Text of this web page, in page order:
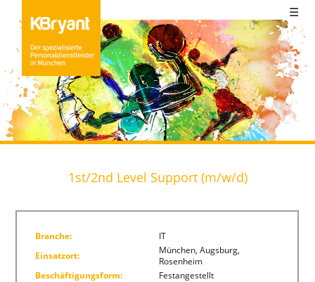
☰
1st/2nd Level Support (m/w/d)
Branche:
IT
Einsatzort:
München, Augsburg,
Rosenheim
Beschäftigungsform:
Festangestellt